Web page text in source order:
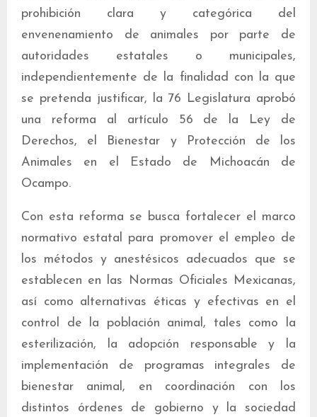
prohibición clara y categórica del
envenenamiento de animales por parte de
autoridades estatales o municipales,
independientemente de la finalidad con la que
se pretenda justificar, la 76 Legislatura aprobó
una reforma al artículo 56 de la Ley de
Derechos, el Bienestar y Protección de los
Animales en el Estado de Michoacán de
Ocampo.
Con esta reforma se busca fortalecer el marco
normativo estatal para promover el empleo de
los métodos y anestésicos adecuados que se
establecen en las Normas Oficiales Mexicanas,
así como alternativas éticas y efectivas en el
control de la población animal, tales como la
esterilización, la adopción responsable y la
implementación de programas integrales de
bienestar animal, en coordinación con los
distintos órdenes de gobierno y la sociedad